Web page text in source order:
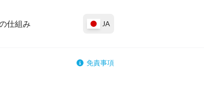
仕組み JA
免責事項